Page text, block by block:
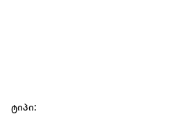
ტიპი: